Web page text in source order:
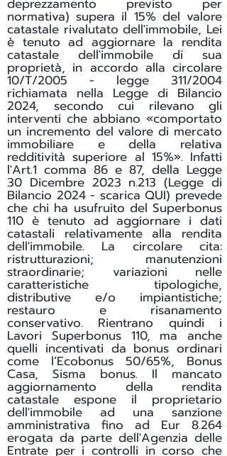
normativa) supera il 15% del valore
catastale rivalutato dell'immobile, Lei
è tenuto ad aggiornare la rendita
catastale dell'immobile di sua
proprietà, in accordo alla circolare
10/T/2005 - legge 311/2004
richiamata nella Legge di Bilancio
2024, secondo cui rilevano gli
interventi che abbiano «comportato
un incremento del valore di mercato
immobiliare e della relativa
redditività superiore al 15%». Infatti
l'Art.1 comma 86 e 87, della Legge
30 Dicembre 2023 n.213 (Legge di
Bilancio 2024 - scaricaQUI) prevede
che chi ha usufruito del Superbonus
110 è tenuto ad aggiornare i dati
catastali relativamente alla rendita
dell'immobile. La circolare cita:
ristrutturazioni; manutenzioni
straordinarie; variazioni nelle
caratteristiche tipologiche,
distributive e/o impiantistiche;
restauro e risanamento
conservativo. Rientrano quindi i
Lavori Superbonus 110, ma anche
quelli incentivati da bonus ordinari
come l’Ecobonus 50/65%, Bonus
Casa, Sisma bonus. Il mancato
aggiornamento della rendita
catastale espone il proprietario
dell'immobile ad una sanzione
amministrativa fino ad Eur 8.264
erogata da parte dell'Agenzia delle
Entrate per i controlli in corso che